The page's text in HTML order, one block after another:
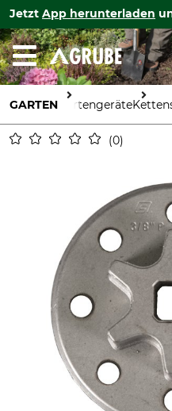
Jetzt App herunterladen
GARTEN Gartengeräte
0